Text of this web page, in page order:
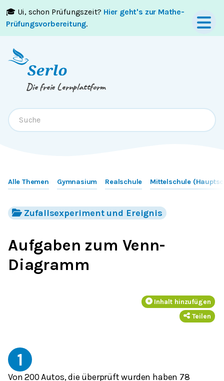
🎓 Ui, schon Prüfungszeit? Hier geht's zur Mathe-
Prüfungsvorbereitung.
Springe zumInhaltoderFooter
Die freie Lernplattform
Alle Themen Gymnasium Realschule Mittelschule
Zufallsexperiment und Ereignis
Aufgaben zum Venn-
Diagramm
Inhalt hinzufügen
Teilen
1
Von 200 Autos, die überprüft wurden haben 78